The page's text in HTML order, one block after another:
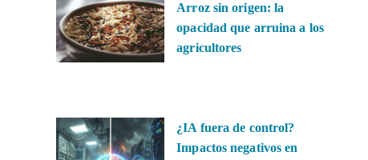
Arroz sin origen: la
opacidad que arruina a los
agricultores
¿IA fuera de control?
Impactos negativos en